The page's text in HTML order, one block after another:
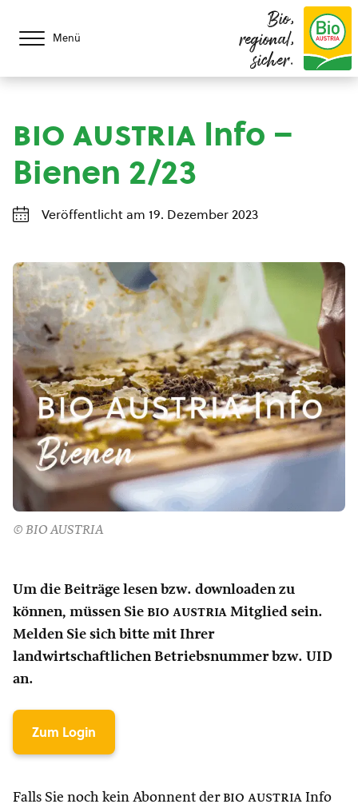
Menü
Bio,
regional,
sicher.
bio austria Info –
Bienen 2/23
Veröffentlicht am 19. Dezember 2023
© BIO AUSTRIA
Um die Beiträge lesen bzw. downloaden zu
können, müssen Sie bio austria Mitglied sein.
Melden Sie sich bitte mit Ihrer
landwirtschaftlichen Betriebsnummer bzw. UID
an.
Zum Login
Falls Sie noch kein Abonnent der bio austria Info